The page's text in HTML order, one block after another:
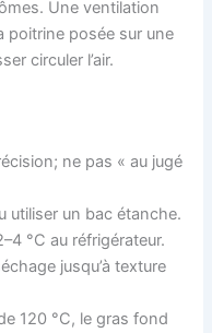
Une ventilation
poitrine posée sur une
circuler l’air.
ne pas « au jugé
utiliser un bac étanche.
°C au réfrigérateur.
jusqu’à texture
120 °C, le gras fond